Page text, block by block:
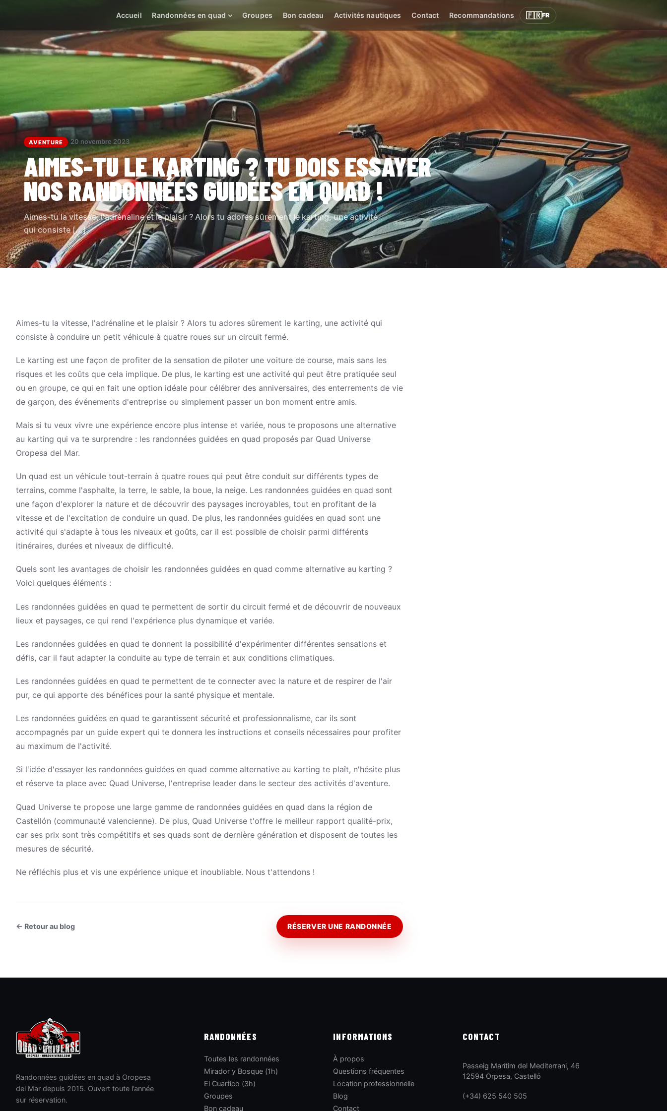
Accueil Randonnées en quad Groupes Bon cadeau Activités nautiques Contact Recommandations 🇫🇷FR
AVENTURE 20 novembre 2023
AIMES-TU LE KARTING ? TU DOIS ESSAYER
NOS RANDONNÉES GUIDÉES EN QUAD !
Aimes-tu la vitesse, l'adrénaline et le plaisir ? Alors tu adores sûrement le karting, une activité
qui consiste [...]
Aimes-tu la vitesse, l'adrénaline et le plaisir ? Alors tu adores sûrement le karting, une activité qui
consiste à conduire un petit véhicule à quatre roues sur un circuit fermé.
Le karting est une façon de profiter de la sensation de piloter une voiture de course, mais sans les
risques et les coûts que cela implique. De plus, le karting est une activité qui peut être pratiquée seul
ou en groupe, ce qui en fait une option idéale pour célébrer des anniversaires, des enterrements de vie
de garçon, des événements d'entreprise ou simplement passer un bon moment entre amis.
Mais si tu veux vivre une expérience encore plus intense et variée, nous te proposons une alternative
au karting qui va te surprendre : les randonnées guidées en quad proposés par Quad Universe
Oropesa del Mar.
Un quad est un véhicule tout-terrain à quatre roues qui peut être conduit sur différents types de
terrains, comme l'asphalte, la terre, le sable, la boue, la neige. Les randonnées guidées en quad sont
une façon d'explorer la nature et de découvrir des paysages incroyables, tout en profitant de la
vitesse et de l'excitation de conduire un quad. De plus, les randonnées guidées en quad sont une
activité qui s'adapte à tous les niveaux et goûts, car il est possible de choisir parmi différents
itinéraires, durées et niveaux de difficulté.
Quels sont les avantages de choisir les randonnées guidées en quad comme alternative au karting ?
Voici quelques éléments :
Les randonnées guidées en quad te permettent de sortir du circuit fermé et de découvrir de nouveaux
lieux et paysages, ce qui rend l'expérience plus dynamique et variée.
Les randonnées guidées en quad te donnent la possibilité d'expérimenter différentes sensations et
défis, car il faut adapter la conduite au type de terrain et aux conditions climatiques.
Les randonnées guidées en quad te permettent de te connecter avec la nature et de respirer de l'air
pur, ce qui apporte des bénéfices pour la santé physique et mentale.
Les randonnées guidées en quad te garantissent sécurité et professionnalisme, car ils sont
accompagnés par un guide expert qui te donnera les instructions et conseils nécessaires pour profiter
au maximum de l'activité.
Si l'idée d'essayer les randonnées guidées en quad comme alternative au karting te plaît, n'hésite plus
et réserve ta place avec Quad Universe, l'entreprise leader dans le secteur des activités d'aventure.
Quad Universe te propose une large gamme de randonnées guidées en quad dans la région de
Castellón (communauté valencienne). De plus, Quad Universe t'offre le meilleur rapport qualité-prix,
car ses prix sont très compétitifs et ses quads sont de dernière génération et disposent de toutes les
mesures de sécurité.
Ne réfléchis plus et vis une expérience unique et inoubliable. Nous t'attendons !
← Retour au blog RÉSERVER UNE RANDONNÉE
Randonnées guidées en quad à Oropesa
del Mar depuis 2015. Ouvert toute l’année
sur réservation.
RANDONNÉES
Toutes les randonnées
Mirador y Bosque (1h)
El Cuartico (3h)
Groupes
Bon cadeau
INFORMATIONS
À propos
Questions fréquentes
Location professionnelle
Blog
Contact
CONTACT
Passeig Marítim del Mediterrani, 46
12594 Orpesa, Castelló
(+34) 625 540 505